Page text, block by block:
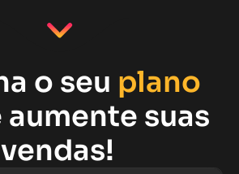
o seu plano
aumente suas
vendas!